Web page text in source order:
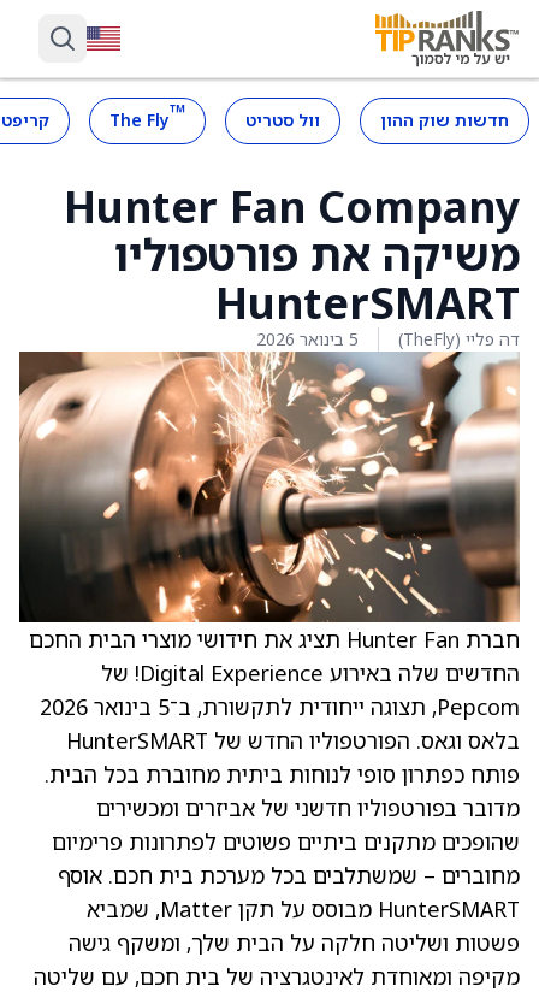
חדשות שוק ההון וול סטריט ™
The Fly
Hunter Fan Company
משיקה את פורטפוליו
HunterSMART
דה פליי (TheFly) 5 בינואר 2026
חברת Hunter Fan תציג את חידושי מוצרי הבית החכם
החדשים שלה באירוע Digital Experience! של
Pepcom, תצוגה ייחודית לתקשורת, ב־5 בינואר 2026
בלאס וגאס. הפורטפוליו החדש של HunterSMART
פותח כפתרון סופי לנוחות ביתית מחוברת בכל הבית.
מדובר בפורטפוליו חדשני של אביזרים ומכשירים
שהופכים מתקנים ביתיים פשוטים לפתרונות פרימיום
מחוברים – שמשתלבים בכל מערכת בית חכם. אוסף
HunterSMART מבוסס על תקן Matter, שמביא
פשטות ושליטה חלקה על הבית שלך, ומשקף גישה
מקיפה ומאוחדת לאינטגרציה של בית חכם, עם שליטה